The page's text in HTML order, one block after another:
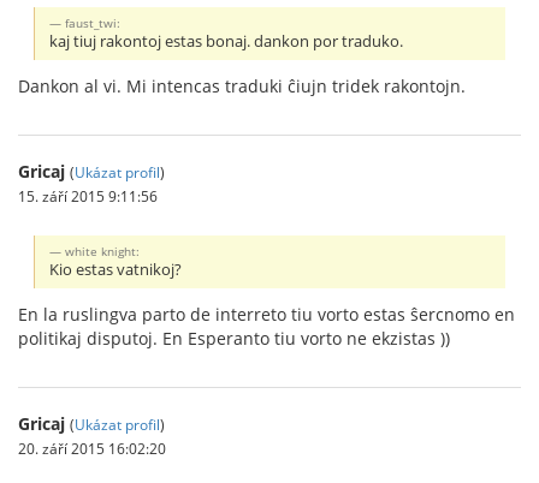
faust_twi:
kaj tiuj rakontoj estas bonaj. dankon por traduko.
Dankon al vi. Mi intencas traduki ĉiujn tridek rakontojn.
Gricaj (Ukázat profil)
15. září 2015 9:11:56
white knight:
Kio estas vatnikoj?
En la ruslingva parto de interreto tiu vorto estas ŝercnomo en
politikaj disputoj. En Esperanto tiu vorto ne ekzistas ))
Gricaj (Ukázat profil)
20. září 2015 16:02:20